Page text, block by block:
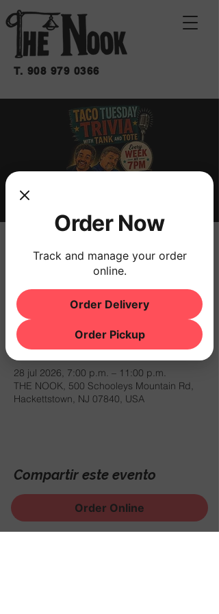
T. 908 979 0366
TRIVIA
mar 28 de jul
  |
THE NOOK
W/ FRANK THE TANK & TOTE
NO COVER
Horario y ubicación
28 jul 2026, 7:00 p.m. – 11:00 p.m.
THE NOOK, 500 Schooleys Mountain Rd,
Hackettstown, NJ 07840, USA
Compartir este evento
Order Online
Order Now
Track and manage your order
online.
Order Delivery
Order Pickup